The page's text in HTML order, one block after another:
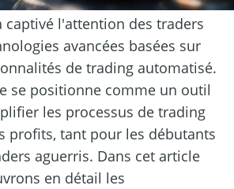
captivé l'attention des traders
avancées basées sur
de trading automatisé.
se positionne comme un outil
les processus de trading
profits, tant pour les débutants
aguerris. Dans cet article
en détail les